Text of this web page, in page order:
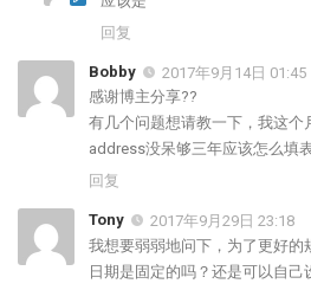
回复
Bobby
2017年9月14日 01:45
感谢博主分享??
有几个问题想请教一下，我这
address没呆够三年应该怎么填
回复
Tony
2017年9月29日 23:18
我想要弱弱地问下，为了更好的
日期是固定的吗？还是可以自己